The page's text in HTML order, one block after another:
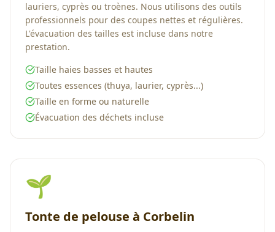
lauriers, cyprès ou troènes. Nous utilisons des outils
professionnels pour des coupes nettes et régulières.
L'évacuation des tailles est incluse dans notre
prestation.
Taille haies basses et hautes
Toutes essences (thuya, laurier, cyprès...)
Taille en forme ou naturelle
Évacuation des déchets incluse
🌱
Tonte de pelouse à Corbelin